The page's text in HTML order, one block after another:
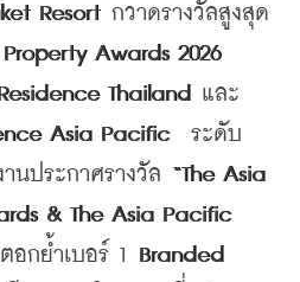
Resort กวาดรางวัลสูงสุด
Awards 2026
Thailand
Asia Pacific ระดับ
นประกาศรางวัล “The Asia
& The Asia Pacific
ตอกย้ำเบอร์ 1 Branded